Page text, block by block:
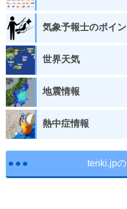
気象予報士のポイ
世界天気
地震情報
熱中症情報
tenki.jp